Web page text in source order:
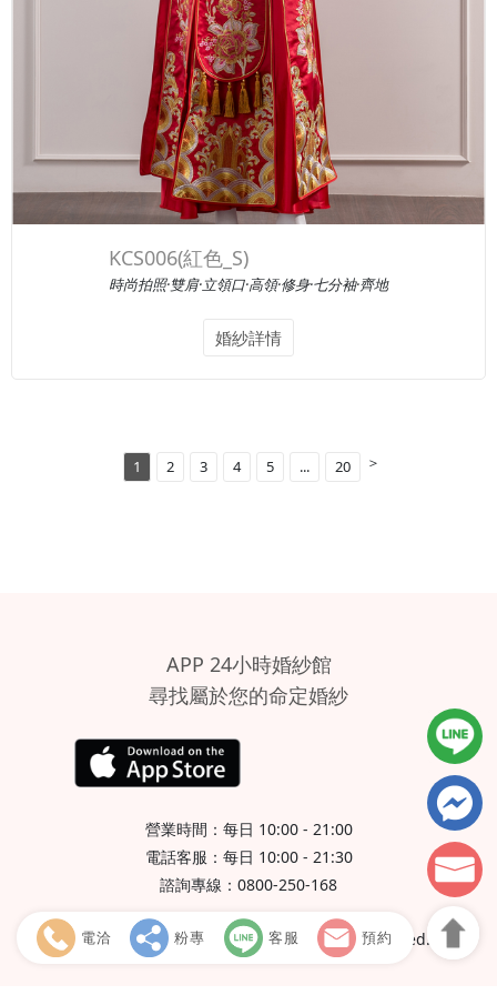
KCS006(紅色_S)
時尚拍照·雙肩·立領口·高領·修身·七分袖·齊地
婚紗詳情
1 2 3 4 5 ... 20 ＞
APP 24小時婚紗館
尋找屬於您的命定婚紗
營業時間：每日 10:00 - 21:00
電話客服：每日 10:00 - 21:30
諮詢專線：0800-250-168
Copyright Ⓒ ETON Wedding Allrights Reserved.
電洽 粉專 客服 預約